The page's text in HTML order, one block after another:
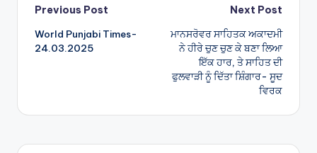
Post
navigation
Previous Post
World Punjabi Times-
24.03.2025
Next Post
ਮਾਨਸਰੋਵਰ ਸਾਹਿਤਕ ਅਕਾਦਮੀ
ਨੇ ਹੀਰੇ ਚੁਣ ਚੁਣ ਕੇ ਬਣਾ ਲਿਆ
ਇੱਕ ਹਾਰ, ਤੇ ਸਾਹਿਤ ਦੀ
ਫੁਲਵਾੜੀ ਨੂੰ ਦਿੱਤਾ ਸ਼ਿੰਗਾਰ- ਸੂਦ
ਵਿਰਕ